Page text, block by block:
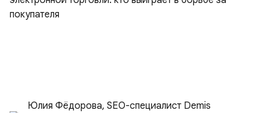
Юлия Фёдорова, SEO-специалист Demis